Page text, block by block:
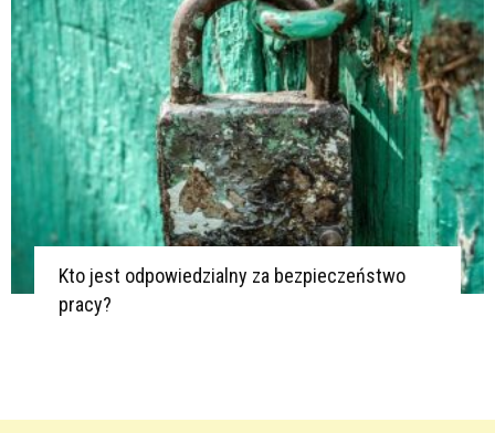
Kto jest odpowiedzialny za bezpieczeństwo
pracy?